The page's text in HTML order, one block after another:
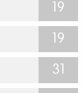
19
19
31